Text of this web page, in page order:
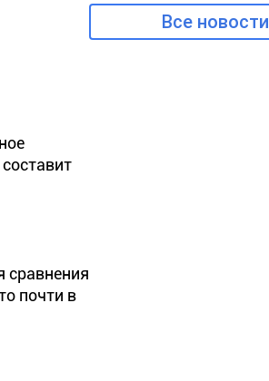
сравнения
почти в
Все новости